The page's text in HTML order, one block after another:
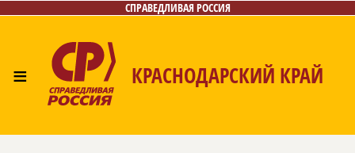
СПРАВЕДЛИВАЯ РОССИЯ
≡ КРАСНОДАРСКИЙ КРАЙ